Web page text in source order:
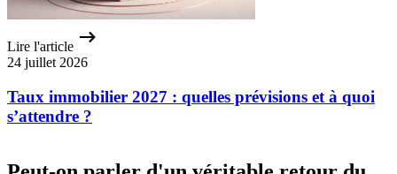
Lire l'article
24 juillet 2026
Taux immobilier 2027 : quelles prévisions et à quoi
s’attendre ?